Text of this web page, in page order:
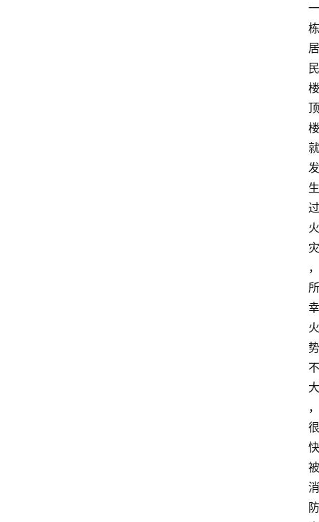
一
栋
居
民
楼
顶
楼
就
发
生
过
火
灾
，
所
幸
火
势
不
大
，
很
快
被
消
防